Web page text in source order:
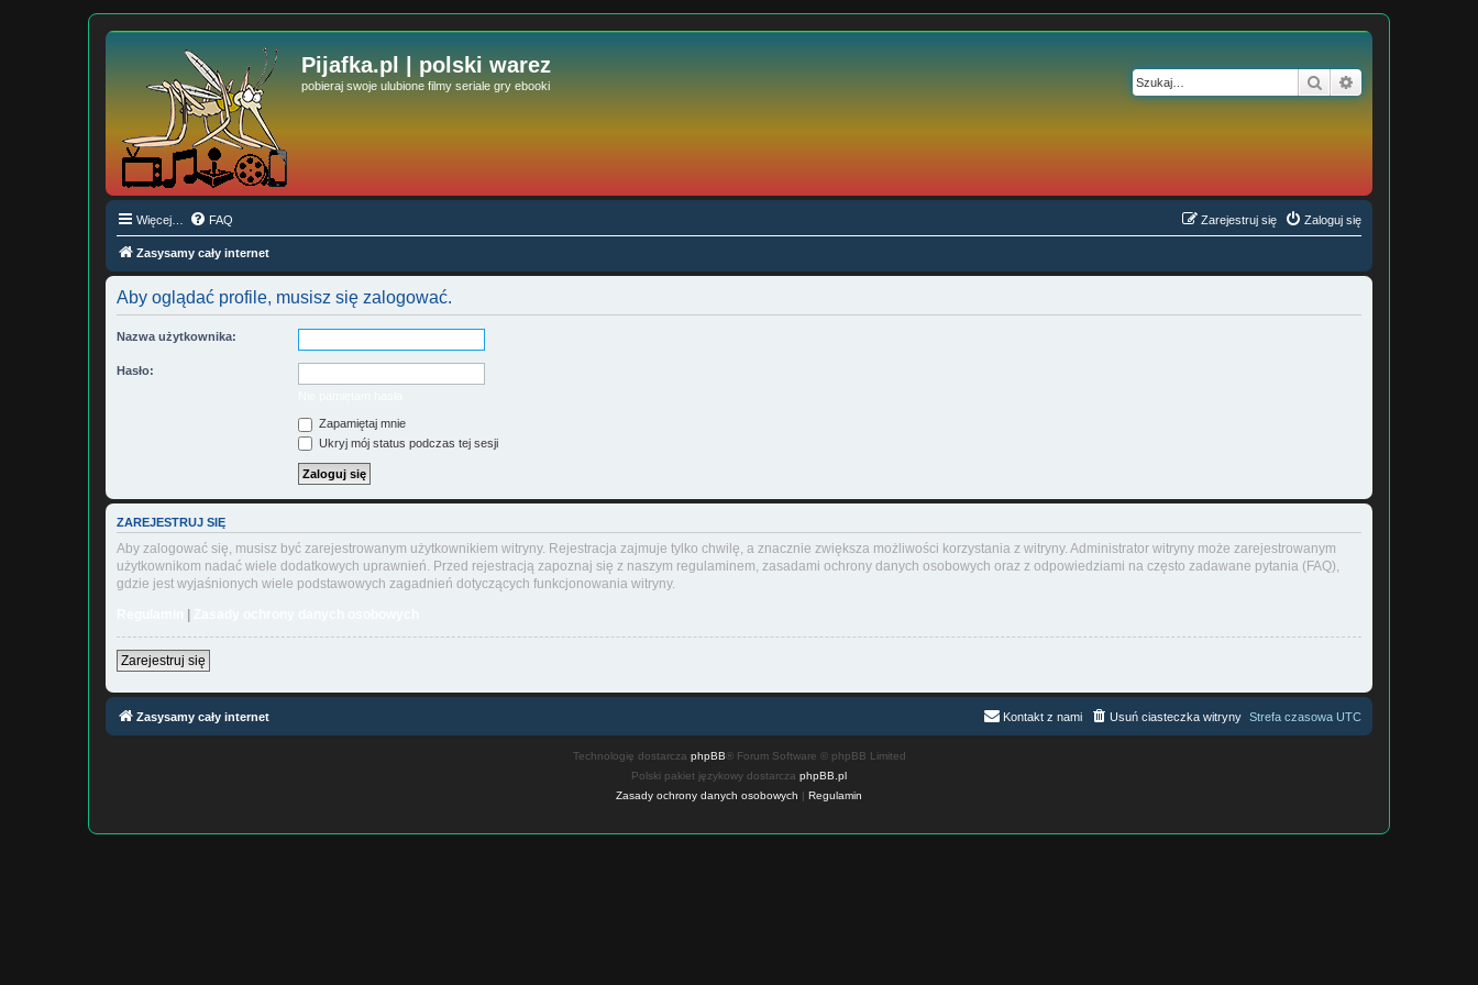
Pijafka.pl | polski warez
pobieraj swoje ulubione filmy seriale gry ebooki Szukaj
Więcej… FAQ Zaloguj się
Zarejestruj się
Zasysamy cały internet
Aby oglądać profile, musisz się zalogować.
Nazwa użytkownika:
Hasło:
Zapamiętaj mnie
Ukryj mój status podczas tej sesji
ZAREJESTRUJ SIĘ
Aby zalogować się, musisz być zarejestrowanym użytkownikiem witryny. Rejestracja zajmuje tylko chwilę, a znacznie zwiększa możliwości korzystania z witryny. Administrator witryny może zarejestrowanym
użytkownikom nadać wiele dodatkowych uprawnień. Przed rejestracją zapoznaj się z naszym regulaminem, zasadami ochrony danych osobowych oraz z odpowiedziami na często zadawane pytania (FAQ),
gdzie jest wyjaśnionych wiele podstawowych zagadnień dotyczących funkcjonowania witryny.
|
Zarejestruj się
Zasysamy cały internet Strefa czasowa UTC
Usuń ciasteczka witryny
Kontakt z nami
Technologię dostarcza phpBB® Forum Software © phpBB Limited
Polski pakiet językowy dostarcza phpBB.pl
Zasady ochrony danych osobowych | Regulamin